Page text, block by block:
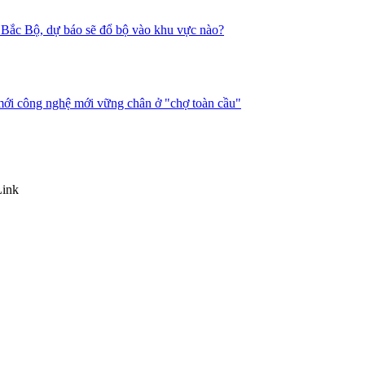
Bộ, dự báo sẽ đổ bộ vào khu vực nào?
công nghệ mới vững chân ở "chợ toàn cầu"